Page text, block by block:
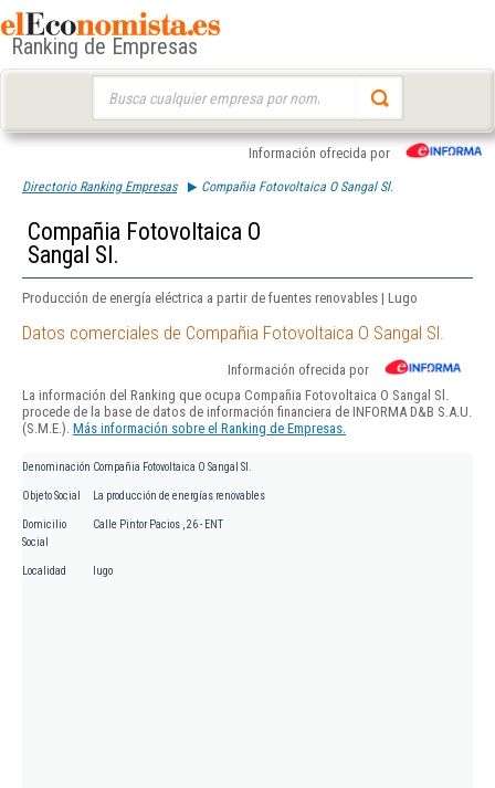
Ranking de Empresas
Información ofrecida por
Directorio Ranking Empresas Compañia Fotovoltaica O Sangal Sl.
Compañia Fotovoltaica O
Sangal Sl.
Producción de energía eléctrica a partir de fuentes renovables | Lugo
Datos comerciales de Compañia Fotovoltaica O Sangal Sl.
Información ofrecida por
La información del Ranking que ocupa Compañia Fotovoltaica O Sangal Sl.
procede de la base de datos de información financiera de INFORMA D&B S.A.U.
(S.M.E.). Más información sobre el Ranking de Empresas.
Denominación Compañia Fotovoltaica O Sangal Sl.
Objeto Social La producción de energías renovables
Domicilio
Social
Calle Pintor Pacios , 26 - ENT
Localidad lugo